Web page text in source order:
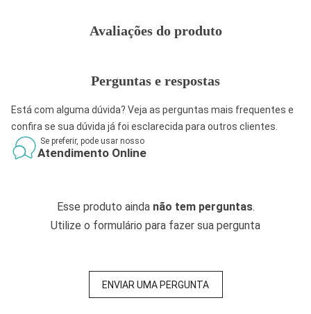
Avaliações do produto
Perguntas e respostas
Está com alguma dúvida? Veja as perguntas mais frequentes e
confira se sua dúvida já foi esclarecida para outros clientes.
Se preferir, pode usar nosso
Atendimento Online
Esse produto ainda não tem perguntas.
Utilize o formulário para fazer sua pergunta
ENVIAR UMA PERGUNTA